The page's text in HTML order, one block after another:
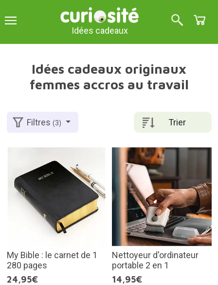
Idées cadeaux
Idées cadeaux originaux
femmes accros au travail
Trier
Filtres(3)
My Bible : le carnet de 1
280 pages
24,95€
Nettoyeur d'ordinateur
portable 2 en 1
14,95€